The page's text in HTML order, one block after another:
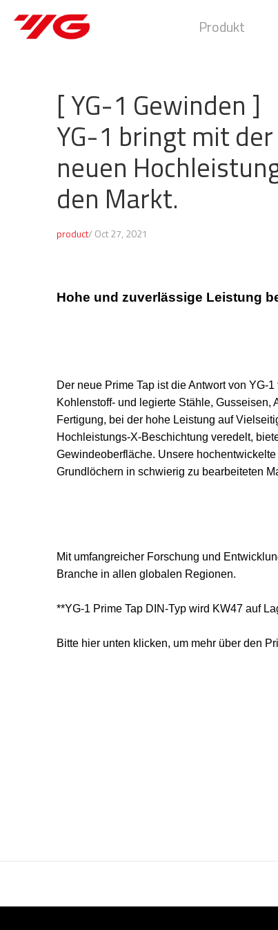
Produkt
[ YG-1 Gewinden ]
YG-1 bringt mit
neuen
den Markt.
product/ Oct 27, 2021
Hohe und zuverlässige Leistung
Der neue Prime Tap ist die Antwort von
Kohlenstoff- und legierte Stähle,
Fertigung, bei der hohe Leistung auf
Hochleistungs-X-Beschichtung veredelt,
Gewindeoberfläche. Unsere
Grundlöchern in schwierig zu bearbeiteten
Mit umfangreicher Forschung und
Branche in allen globalen Regionen.
**YG-1 Prime Tap DIN-Typ wird KW47 auf
Bitte hier unten klicken, um mehr über den